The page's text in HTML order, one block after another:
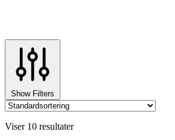
Show Filters
Viser 10 resultater